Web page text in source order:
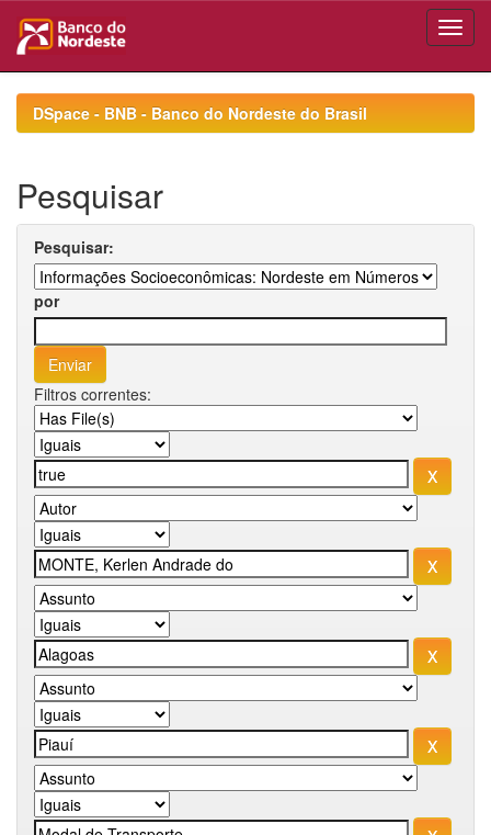
navigationDSpace - BNB - Banco do Nordeste do Brasil
Pesquisar
Pesquisar:
por
Filtros correntes: